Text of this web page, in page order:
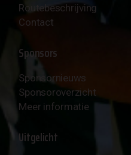
Routebeschrijving
Contact
Sponsors
Sponsornieuws
Sponsoroverzicht
Meer informatie
Uitgelicht